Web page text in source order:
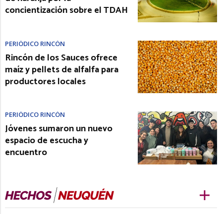
concientización sobre el TDAH
PERIÓDICO RINCÓN
Rincón de los Sauces ofrece
maíz y pellets de alfalfa para
productores locales
PERIÓDICO RINCÓN
Jóvenes sumaron un nuevo
espacio de escucha y
encuentro